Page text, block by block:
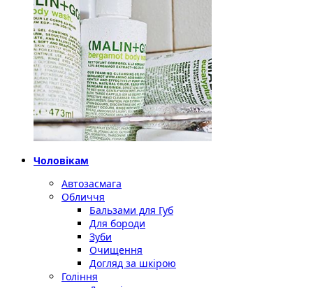
Чоловікам
Автозасмага
Обличчя
Бальзами для Губ
Для бороди
Зуби
Очищення
Догляд за шкірою
Гоління